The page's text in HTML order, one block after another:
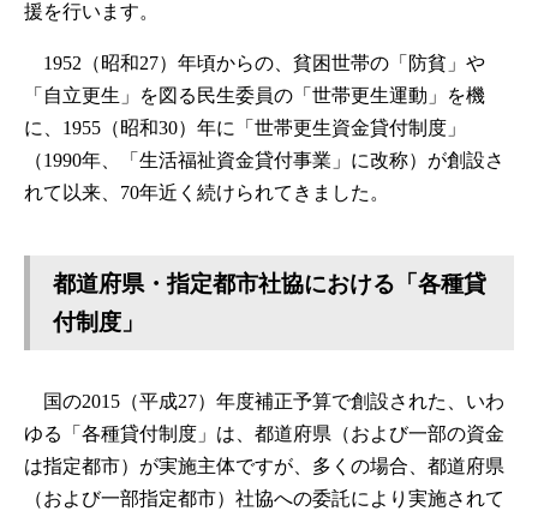
援を行います。
1952（昭和27）年頃からの、貧困世帯の「防貧」や
「自立更生」を図る民生委員の「世帯更生運動」を機
に、1955（昭和30）年に「世帯更生資金貸付制度」
（1990年、「生活福祉資金貸付事業」に改称）が創設さ
れて以来、70年近く続けられてきました。
都道府県・指定都市社協における「各種貸
付制度」
国の2015（平成27）年度補正予算で創設された、いわ
ゆる「各種貸付制度」は、都道府県（および一部の資金
は指定都市）が実施主体ですが、多くの場合、都道府県
（および一部指定都市）社協への委託により実施されて